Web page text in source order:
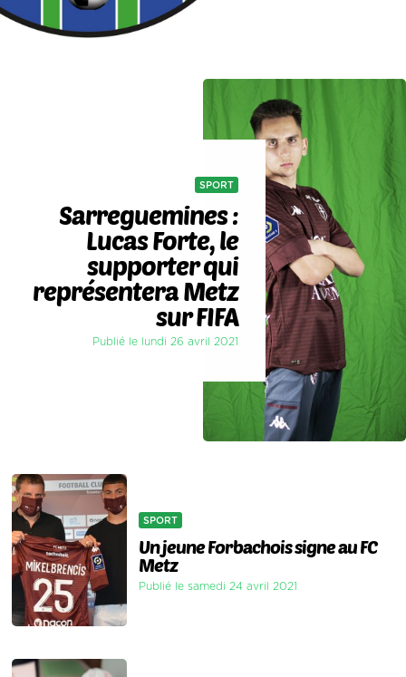
SPORT
Sarreguemines :
Lucas Forte, le
supporter qui
représentera Metz
sur FIFA
Publié le lundi 26 avril 2021
SPORT
Un jeune Forbachois signe au FC
Metz
Publié le samedi 24 avril 2021